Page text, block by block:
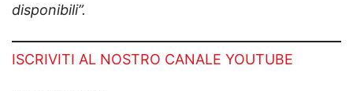
disponibili”.
ISCRIVITI AL NOSTRO CANALE YOUTUBE